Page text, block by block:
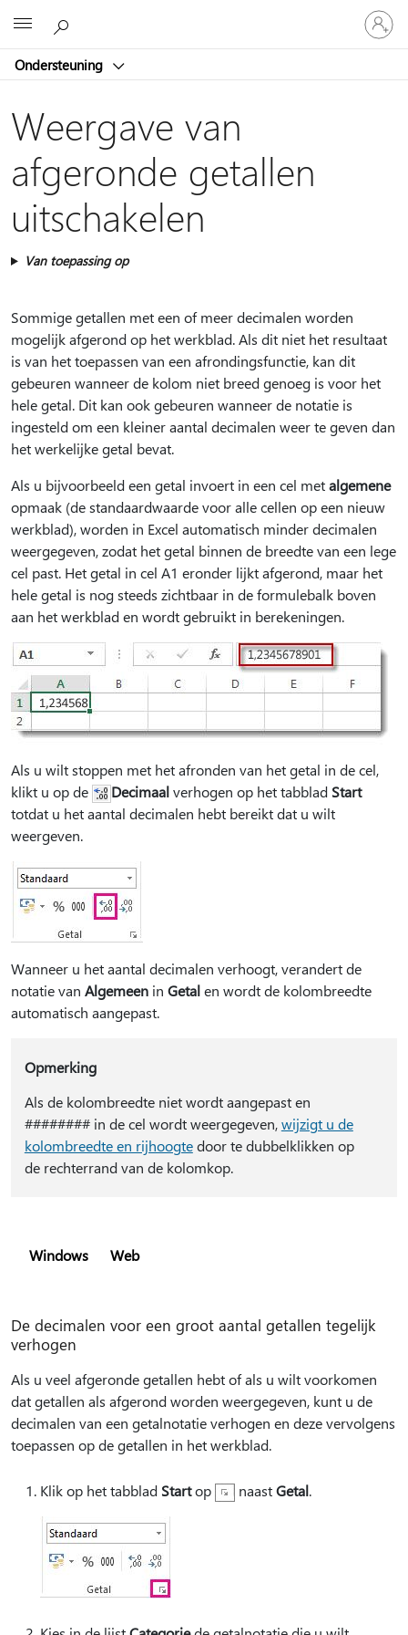
Ondersteuning
Meld
je
aan
je
Weergave van
afgeronde getallen
uitschakelen
Van toepassing op
Sommige getallen met een of meer decimalen worden
mogelijk afgerond op het werkblad. Als dit niet het resultaat
is van het toepassen van een afrondingsfunctie, kan dit
gebeuren wanneer de kolom niet breed genoeg is voor het
hele getal. Dit kan ook gebeuren wanneer de notatie is
ingesteld om een kleiner aantal decimalen weer te geven dan
het werkelijke getal bevat.
Als u bijvoorbeeld een getal invoert in een cel metalgemene
opmaak (de standaardwaarde voor alle cellen op een nieuw
werkblad), worden in Excel automatisch minder decimalen
weergegeven, zodat het getal binnen de breedte van een lege
cel past. Het getal in cel A1 eronder lijkt afgerond, maar het
hele getal is nog steeds zichtbaar in de formulebalk boven
aan het werkblad en wordt gebruikt in berekeningen.
Als u wilt stoppen met het afronden van het getal in de cel,
klikt u op de
Decimaalverhogen op het tabblad Start
totdat u het aantal decimalen hebt bereikt dat u wilt
weergeven.
Wanneer u het aantal decimalen verhoogt, verandert de
notatie van Algemeen in Getalen wordt de kolombreedte
automatisch aangepast.
Opmerking
Als de kolombreedte niet wordt aangepast en
######## in de cel wordt weergegeven,wijzigt u de
kolombreedte en rijhoogtedoor te dubbelklikken op
de rechterrand van de kolomkop.
Windows Web
De decimalen voor een groot aantal getallen tegelijk
verhogen
Als u veel afgeronde getallen hebt of als u wilt voorkomen
dat getallen als afgerond worden weergegeven, kunt u de
decimalen van een getalnotatie verhogen en deze vervolgens
toepassen op de getallen in het werkblad.
Klik op het tabblad Startop naastGetal.